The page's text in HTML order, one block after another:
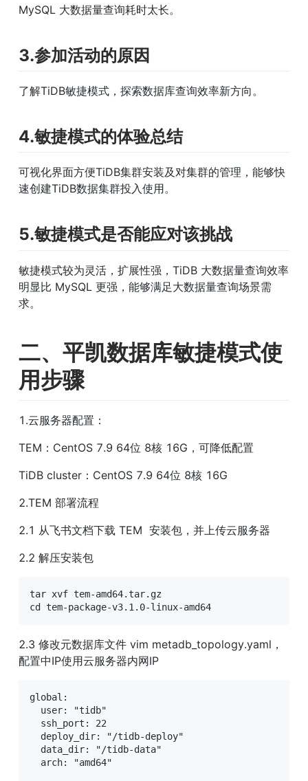
MySQL 大数据量查询耗时太长。
3.参加活动的原因
了解TiDB敏捷模式，探索数据库查询效率新方向。
4.敏捷模式的体验总结
可视化界面方便TiDB集群安装及对集群的管理，能够快
速创建TiDB数据集群投入使用。
5.敏捷模式是否能应对该挑战
敏捷模式较为灵活，扩展性强，TiDB 大数据量查询效率
明显比 MySQL 更强，能够满足大数据量查询场景需
求。
二、平凯数据库敏捷模式使
用步骤
1.云服务器配置：
TEM：CentOS 7.9 64位 8核 16G，可降低配置
TiDB cluster：CentOS 7.9 64位 8核 16G
2.TEM 部署流程
2.1 从飞书文档下载 TEM  安装包，并上传云服务器
2.2 解压安装包
tar xvf tem-amd64.tar.gz
cd tem-package-v3.1.0-linux-amd64
2.3 修改元数据库文件 vim metadb_topology.yaml，
配置中IP使用云服务器内网IP
global:
  user: "tidb"
  ssh_port: 22
  deploy_dir: "/tidb-deploy"
  data_dir: "/tidb-data"
  arch: "amd64"